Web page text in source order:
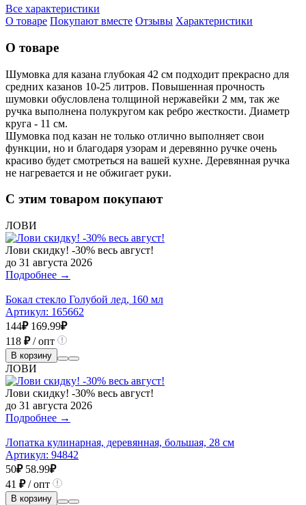
Все характеристики
О товаре Покупают вместе Отзывы Характеристики
О товаре
Шумовка для казана глубокая 42 см подходит прекрасно для
средних казанов 10-25 литров. Повышенная прочность
шумовки обусловлена толщиной нержавейки 2 мм, так же
ручка выполнена полукругом как ребро жесткости. Диаметр
круга - 11 см.
Шумовка под казан не только отлично выполняет свои
функции, но и благодаря узорам и деревянно ручке очень
красиво будет смотреться на вашей кухне. Деревянная ручка
не нагревается и не обжигает руки.
С этим товаром покупают
ЛОВИ
Лови скидку! -30% весь август!
до 31 августа 2026
Подробнее →
Бокал стекло Голубой лед, 160 мл
Артикул: 165662
144₽ 169.99₽
118 ₽/ опт
В корзину
ЛОВИ
Лови скидку! -30% весь август!
до 31 августа 2026
Подробнее →
Лопатка кулинарная, деревянная, большая, 28 см
Артикул: 94842
50₽ 58.99₽
41 ₽/ опт
В корзину